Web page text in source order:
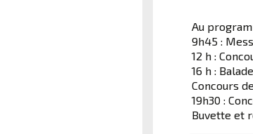
Au
9h45 :
12 h :
16 h :
Concours
19h30 :
Buvette et